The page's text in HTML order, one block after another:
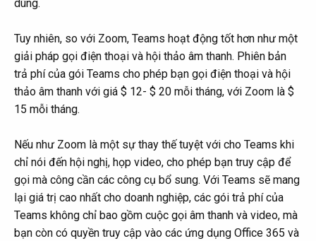
dùng.
Tuy nhiên, so với Zoom, Teams hoạt động tốt hơn như một
giải pháp gọi điện thoại và hội thảo âm thanh. Phiên bản
trả phí của gói Teams cho phép bạn gọi điện thoại và hội
thảo âm thanh với giá $ 12- $ 20 mỗi tháng, với Zoom là $
15 mỗi tháng.
Nếu như Zoom là một sự thay thế tuyệt với cho Teams khi
chỉ nói đến hội nghị, họp video, cho phép bạn truy cập để
gọi mà công cần các công cụ bổ sung. Với Teams sẽ mang
lại giá trị cao nhất cho doanh nghiệp, các gói trả phí của
Teams không chỉ bao gồm cuộc gọi âm thanh và video, mà
bạn còn có quyền truy cập vào các ứng dụng Office 365 và